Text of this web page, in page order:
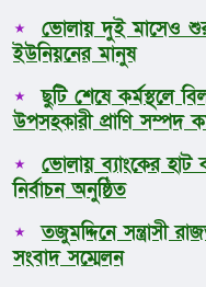
ভোলায় দুই মাসেও
ইউনিয়নের মানুষ
ছুটি শেষে কর্মস্থলে
উপসহকারী প্রাণি সম্পদ
ভোলায় ব্যাংকের হাট
নির্বাচন অনুষ্ঠিত
তজুমদ্দিনে সন্ত্রাসী
সংবাদ সম্মেলন